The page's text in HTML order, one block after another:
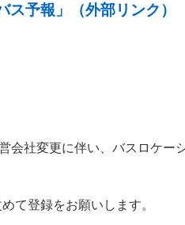
予報」（外部リンク）
会社変更に伴い、バスロケー
て登録をお願いします。